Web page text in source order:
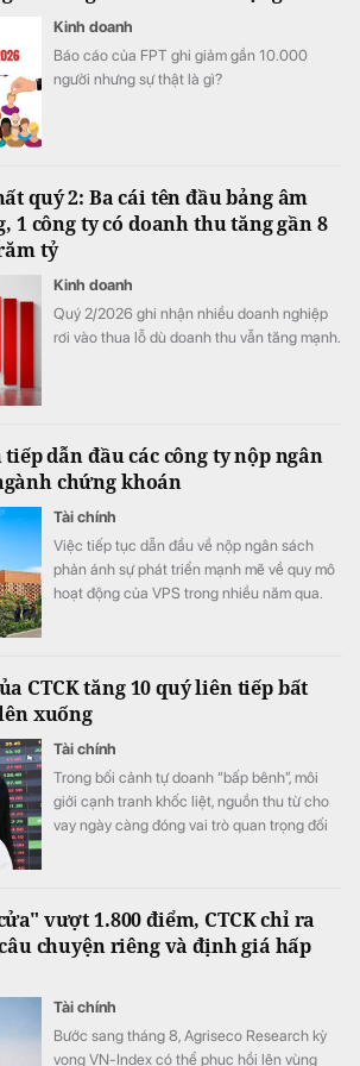
Kinh doanh
Báo cáo của FPT ghi giảm gần 10.000
người nhưng sự thật là gì?
quý 2: Ba cái tên đầu bảng âm
1 công ty có doanh thu tăng gần 8
tỷ
Kinh doanh
Quý 2/2026 ghi nhận nhiều doanh nghiệp
rơi vào thua lỗ dù doanh thu vẫn tăng mạnh.
tiếp dẫn đầu các công ty nộp ngân
chứng khoán
Tài chính
Việc tiếp tục dẫn đầu về nộp ngân sách
phản ánh sự phát triển mạnh mẽ về quy mô
hoạt động của VPS trong nhiều năm qua.
CTCK tăng 10 quý liên tiếp bất
xuống
Tài chính
Trong bối cảnh tự doanh “bấp bênh”, môi
giới cạnh tranh khốc liệt, nguồn thu từ cho
vay ngày càng đóng vai trò quan trọng đối
vượt 1.800 điểm, CTCK chỉ ra
chuyện riêng và định giá hấp
Tài chính
Bước sang tháng 8, Agriseco Research kỳ
vọng VN-Index có thể phục hồi lên vùng